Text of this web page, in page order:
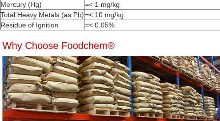
Mercury (Hg)
=< 1 mg/kg
Total Heavy Metals (as Pb)=< 10 mg/kg
Residue of Ignition
=< 0.05%
Why Choose Foodchem®